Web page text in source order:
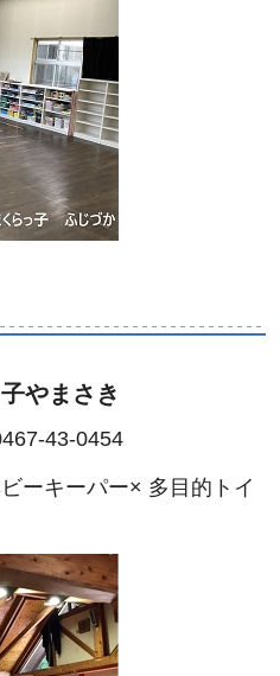
やまさき
43-0454
ーキーパー× 多目的トイ